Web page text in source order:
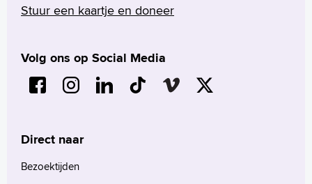
Stuur een kaartje en doneer
Volg ons op Social Media
Direct naar
Bezoektijden